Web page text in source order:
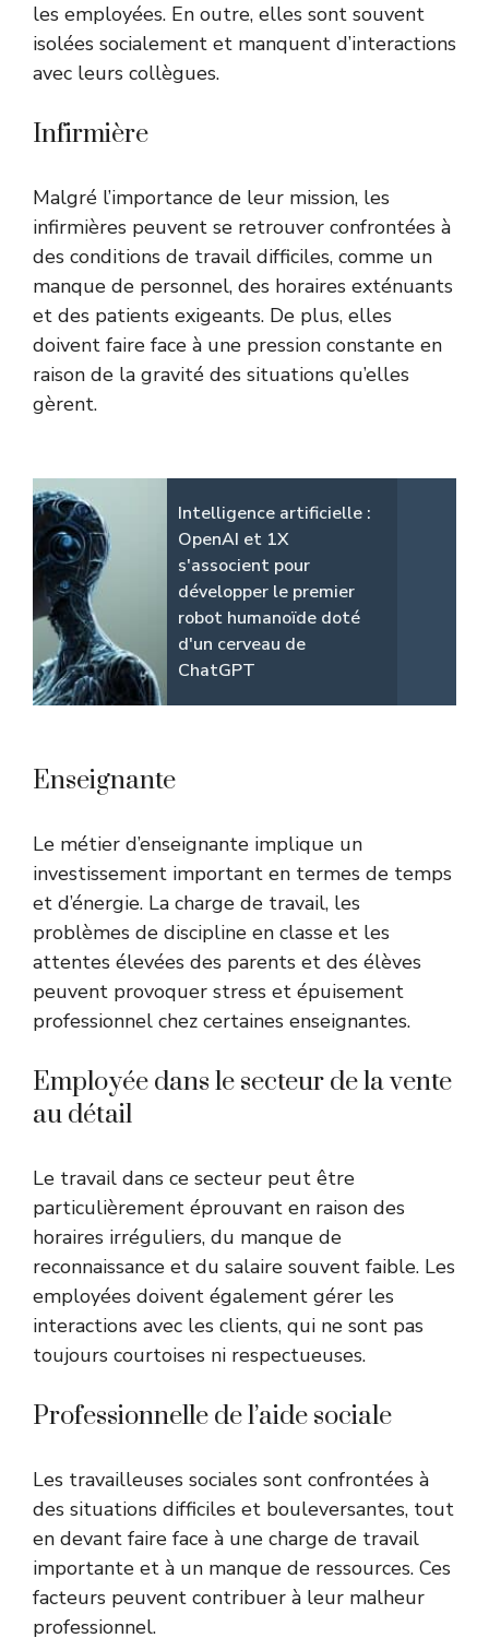
les employées. En outre, elles sont souvent
isolées socialement et manquent d’interactions
avec leurs collègues.
Infirmière
Malgré l’importance de leur mission, les
infirmières peuvent se retrouver confrontées à
des conditions de travail difficiles, comme un
manque de personnel, des horaires exténuants
et des patients exigeants. De plus, elles
doivent faire face à une pression constante en
raison de la gravité des situations qu’elles
gèrent.
Intelligence artificielle :
OpenAI et 1X
s'associent pour
développer le premier
robot humanoïde doté
d'un cerveau de
ChatGPT
Enseignante
Le métier d’enseignante implique un
investissement important en termes de temps
et d’énergie. La charge de travail, les
problèmes de discipline en classe et les
attentes élevées des parents et des élèves
peuvent provoquer stress et épuisement
professionnel chez certaines enseignantes.
Employée dans le secteur de la vente
au détail
Le travail dans ce secteur peut être
particulièrement éprouvant en raison des
horaires irréguliers, du manque de
reconnaissance et du salaire souvent faible. Les
employées doivent également gérer les
interactions avec les clients, qui ne sont pas
toujours courtoises ni respectueuses.
Professionnelle de l’aide sociale
Les travailleuses sociales sont confrontées à
des situations difficiles et bouleversantes, tout
en devant faire face à une charge de travail
importante et à un manque de ressources. Ces
facteurs peuvent contribuer à leur malheur
professionnel.